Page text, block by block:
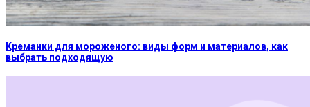
Креманки для мороженого: виды форм и материалов, как
выбрать подходящую